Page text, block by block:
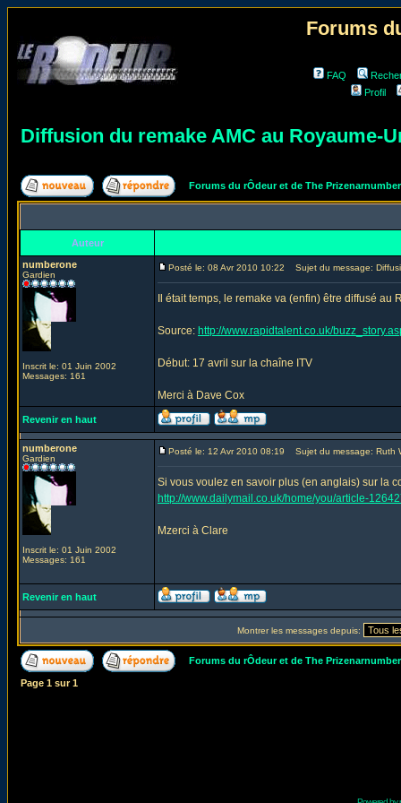
Forums
FAQ
Profil
Diffusion du remake AMC au Royaume-
Forums du rÔdeur et de The
Auteur
numberone
Gardien
Inscrit le: 01 Juin 2002
Messages: 161
Posté le: 08 Avr 2010 10:22 Sujet du message:
Il était temps, le remake va (enfin) être diffusé au
Source: http://www.rapidtalent.co.uk/
Début: 17 avril sur la chaîne ITV
Merci à Dave Cox
Revenir en haut
numberone
Gardien
Inscrit le: 01 Juin 2002
Messages: 161
Posté le: 12 Avr 2010 08:19 Sujet du message: Ruth
Si vous voulez en savoir plus (en anglais) sur la
http://www.dailymail.co.uk/home/you/article-
Mzerci à Clare
Revenir en haut
Montrer les messages depuis:
Forums du rÔdeur et de The
Page 1 sur1